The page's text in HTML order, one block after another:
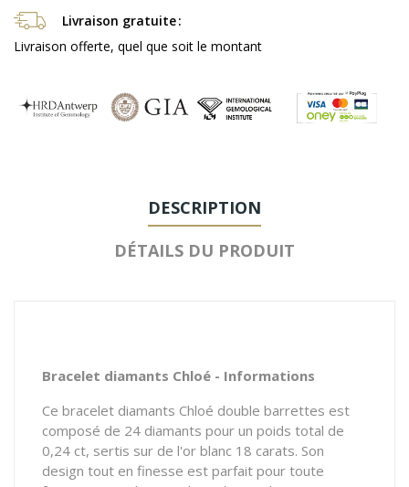
Livraison gratuite
Livraison offerte, quel que soit le montant
DESCRIPTION
DÉTAILS DU PRODUIT
Bracelet diamants Chloé - Informations
Ce bracelet diamants Chloé double barrettes est
composé de 24 diamants pour un poids total de
0,24 ct, sertis sur de l'or blanc 18 carats. Son
design tout en finesse est parfait pour toute